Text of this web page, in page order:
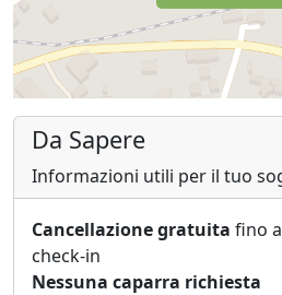
Da Sapere
Informazioni utili per il tuo
Cancellazione gratuita fino
check-in
Nessuna caparra richiesta